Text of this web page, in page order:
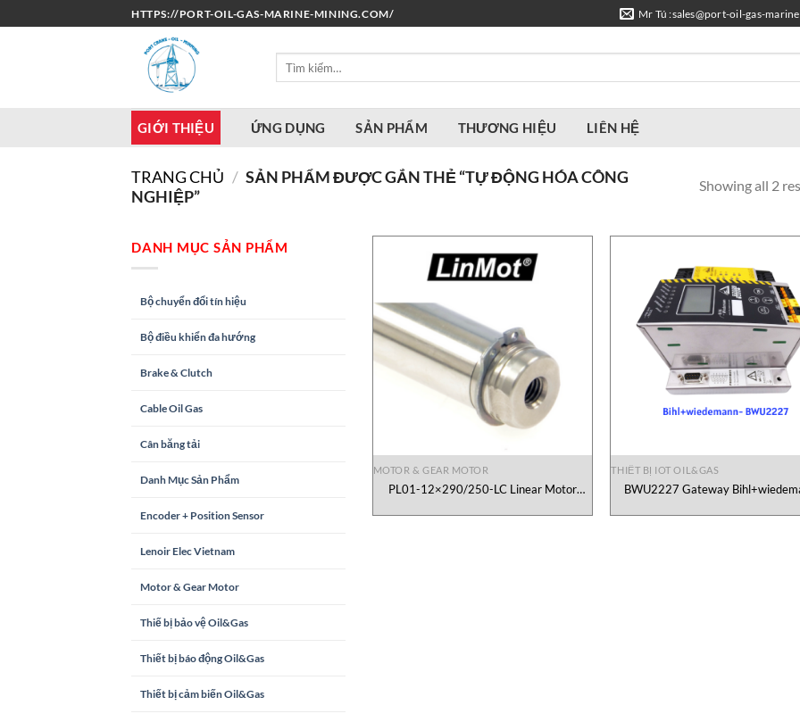
qua
HTTPS://PORT-OIL-GAS-MARINE-MINING.COM/ Mr Tú :sales@port-oil-gas-
GIỚI THIỆU ỨNG DỤNG SẢN PHẨM THƯƠNG HIỆU LIÊN HỆ
TRANG CHỦ / SẢN PHẨM ĐƯỢC GẮN THẺ “TỰ ĐỘNG HÓA CÔNG
NGHIỆP”
Showing all 2
DANH MỤC SẢN PHẨM
Bộ chuyển đổi tín hiệu
Bộ điều khiển đa hướng
Brake & Clutch
Cable Oil Gas
Cân băng tải
Danh Mục Sản Phẩm
Encoder + Position Sensor
Lenoir Elec Vietnam
Motor & Gear Motor
Thiế bị bảo vệ Oil&Gas
Thiết bị báo động Oil&Gas
Thiết bị cảm biến Oil&Gas
MOTOR & GEAR MOTOR
PL01-12×290/250-LC Linear Motor
THIẾT BỊ IOT OIL&GAS
BWU2227 Gateway